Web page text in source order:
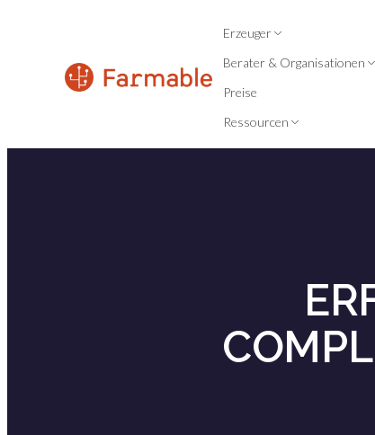
Erzeuger
Berater & Organisationen
Preise
Ressourcen